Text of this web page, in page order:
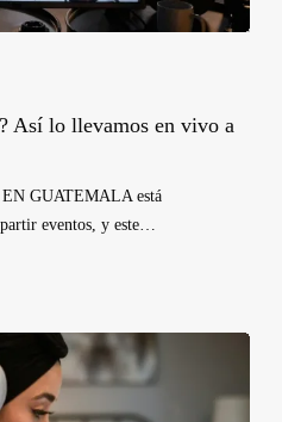
Así lo llevamos en vivo a
GUATEMALA está
eventos, y este…